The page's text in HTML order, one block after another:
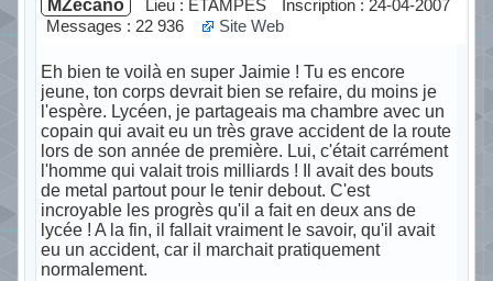
MZécano Lieu : ETAMPES
Inscription : 24-04-2007
Messages : 22 936
Site Web
Eh bien te voilà en super Jaimie ! Tu es encore
jeune, ton corps devrait bien se refaire, du moins je
l'espère. Lycéen, je partageais ma chambre avec un
copain qui avait eu un très grave accident de la route
lors de son année de première. Lui, c'était carrément
l'homme qui valait trois milliards ! Il avait des bouts
de metal partout pour le tenir debout. C'est
incroyable les progrès qu'il a fait en deux ans de
lycée ! A la fin, il fallait vraiment le savoir, qu'il avait
eu un accident, car il marchait pratiquement
normalement.